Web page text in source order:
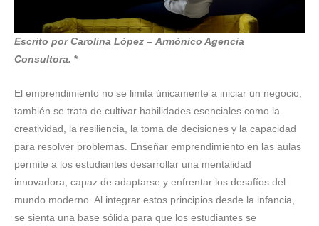
Escrito por Carolina López – Armónico Agencia
Consultora. *
El emprendimiento no se limita únicamente a iniciar un negocio;
también se trata de cultivar habilidades esenciales como la
creatividad, la resiliencia, la toma de decisiones y la capacidad
para resolver problemas. Enseñar emprendimiento en las aulas
permite a los estudiantes desarrollar una mentalidad
innovadora, capaz de adaptarse y enfrentar los desafíos del
mundo moderno. Al integrar estos principios desde la infancia,
se sienta una base sólida para que los estudiantes se